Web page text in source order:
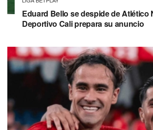
Eduard Bello se despide de Atlético
Deportivo Cali prepara su anuncio